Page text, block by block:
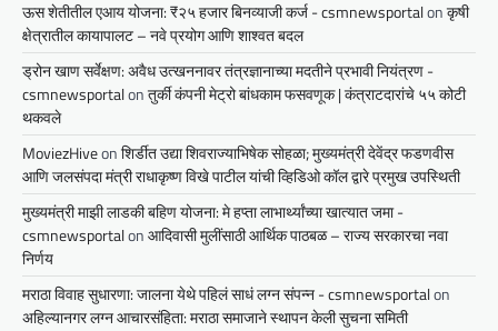
ऊस शेतीतील एआय योजना: ₹२५ हजार बिनव्याजी कर्ज - csmnewsportalonकृषी
क्षेत्रातील कायापालट – नवे प्रयोग आणि शाश्वत बदल
ड्रोन खाण सर्वेक्षण: अवैध उत्खननावर तंत्रज्ञानाच्या मदतीने प्रभावी नियंत्रण -
csmnewsportalonतुर्की कंपनी मेट्रो बांधकाम फसवणूक | कंत्राटदारांचे ५५ कोटी
थकवले
MoviezHiveonशिर्डीत उद्या शिवराज्याभिषेक सोहळा; मुख्यमंत्री देवेंद्र फडणवीस
आणि जलसंपदा मंत्री राधाकृष्ण विखे पाटील यांची व्हिडिओ कॉल द्वारे प्रमुख उपस्थिती
मुख्यमंत्री माझी लाडकी बहिण योजना: मे हप्ता लाभार्थ्यांच्या खात्यात जमा -
csmnewsportalonआदिवासी मुलींसाठी आर्थिक पाठबळ – राज्य सरकारचा नवा
निर्णय
मराठा विवाह सुधारणा: जालना येथे पहिलं साधं लग्न संपन्न - csmnewsportalon
अहिल्यानगर लग्न आचारसंहिता: मराठा समाजाने स्थापन केली सुचना समिती